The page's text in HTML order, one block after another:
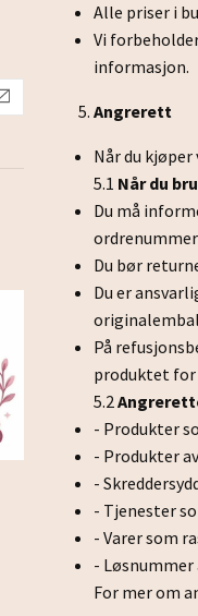
Alle priser i
Vi
informasjon.
Angrerett
Når du
5.1 Når du
Du må
Du bør
Du er
På
produktet for
5.2
- Produkter
- Produkter
-
- Tjenester
- Varer som
- Løsnummer
For mer om